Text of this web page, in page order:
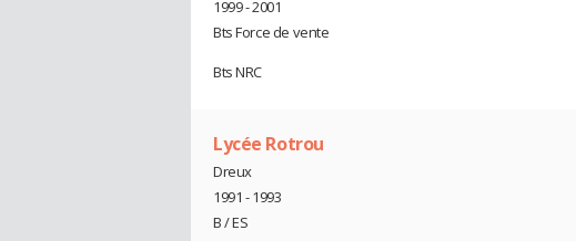
1999 - 2001
Bts Force de vente
Bts NRC
Lycée Rotrou
Dreux
1991 - 1993
B / ES